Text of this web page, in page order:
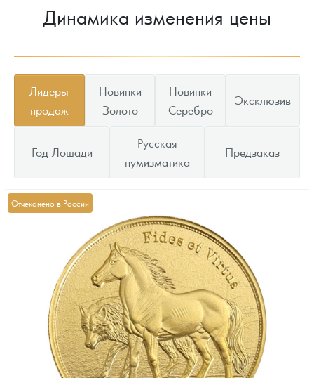
Динамика изменения цены
Лидеры
продаж
Новинки
Золото
Новинки
Серебро
Эксклюзив
Год Лошади
Русская
нумизматика
Предзаказ
Отчеканено в России